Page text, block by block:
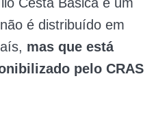
é distribuído em
mas que está
pelo CRAS